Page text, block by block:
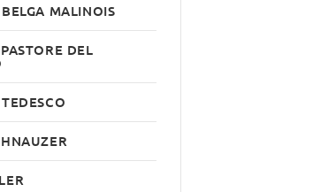
MALINOIS
DEL